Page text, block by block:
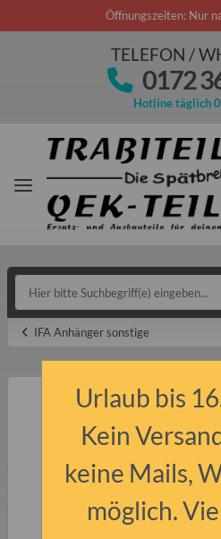
Öffnungszeiten: Nur
TELEFON /
0172
Hotline täglich
IFA Anhänger sonstige
Urlaub bis
Kein
keine Mails,
möglich.